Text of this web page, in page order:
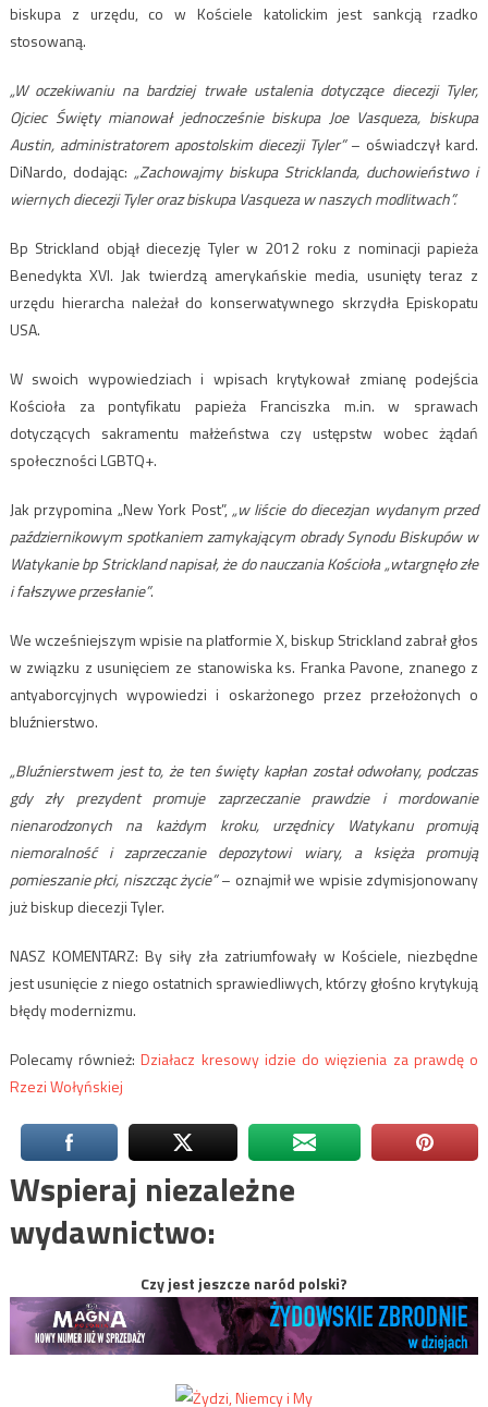
biskupa z urzędu, co w Kościele katolickim jest sankcją rzadko
stosowaną.
„W oczekiwaniu na bardziej trwałe ustalenia dotyczące diecezji Tyler,
Ojciec Święty mianował jednocześnie biskupa Joe Vasqueza, biskupa
Austin, administratorem apostolskim diecezji Tyler”– oświadczył kard.
DiNardo, dodając: „Zachowajmy biskupa Stricklanda, duchowieństwo i
wiernych diecezji Tyler oraz biskupa Vasqueza w naszych modlitwach”.
Bp Strickland objął diecezję Tyler w 2012 roku z nominacji papieża
Benedykta XVI. Jak twierdzą amerykańskie media, usunięty teraz z
urzędu hierarcha należał do konserwatywnego skrzydła Episkopatu
USA.
W swoich wypowiedziach i wpisach krytykował zmianę podejścia
Kościoła za pontyfikatu papieża Franciszka m.in. w sprawach
dotyczących sakramentu małżeństwa czy ustępstw wobec żądań
społeczności LGBTQ+.
Jak przypomina „New York Post”, „w liście do diecezjan wydanym przed
październikowym spotkaniem zamykającym obrady Synodu Biskupów w
Watykanie bp Strickland napisał, że do nauczania Kościoła „wtargnęło złe
i fałszywe przesłanie”.
We wcześniejszym wpisie na platformie X, biskup Strickland zabrał głos
w związku z usunięciem ze stanowiska ks. Franka Pavone, znanego z
antyaborcyjnych wypowiedzi i oskarżonego przez przełożonych o
bluźnierstwo.
„Bluźnierstwem jest to, że ten święty kapłan został odwołany, podczas
gdy zły prezydent promuje zaprzeczanie prawdzie i mordowanie
nienarodzonych na każdym kroku, urzędnicy Watykanu promują
niemoralność i zaprzeczanie depozytowi wiary, a księża promują
pomieszanie płci, niszcząc życie”– oznajmił we wpisie zdymisjonowany
już biskup diecezji Tyler.
NASZ KOMENTARZ: By siły zła zatriumfowały w Kościele, niezbędne
jest usunięcie z niego ostatnich sprawiedliwych, którzy głośno krytykują
błędy modernizmu.
Polecamy również:Działacz kresowy idzie do więzienia za prawdę o
Rzezi Wołyńskiej
Wspieraj niezależne
wydawnictwo:
Czy jest jeszcze naród polski?